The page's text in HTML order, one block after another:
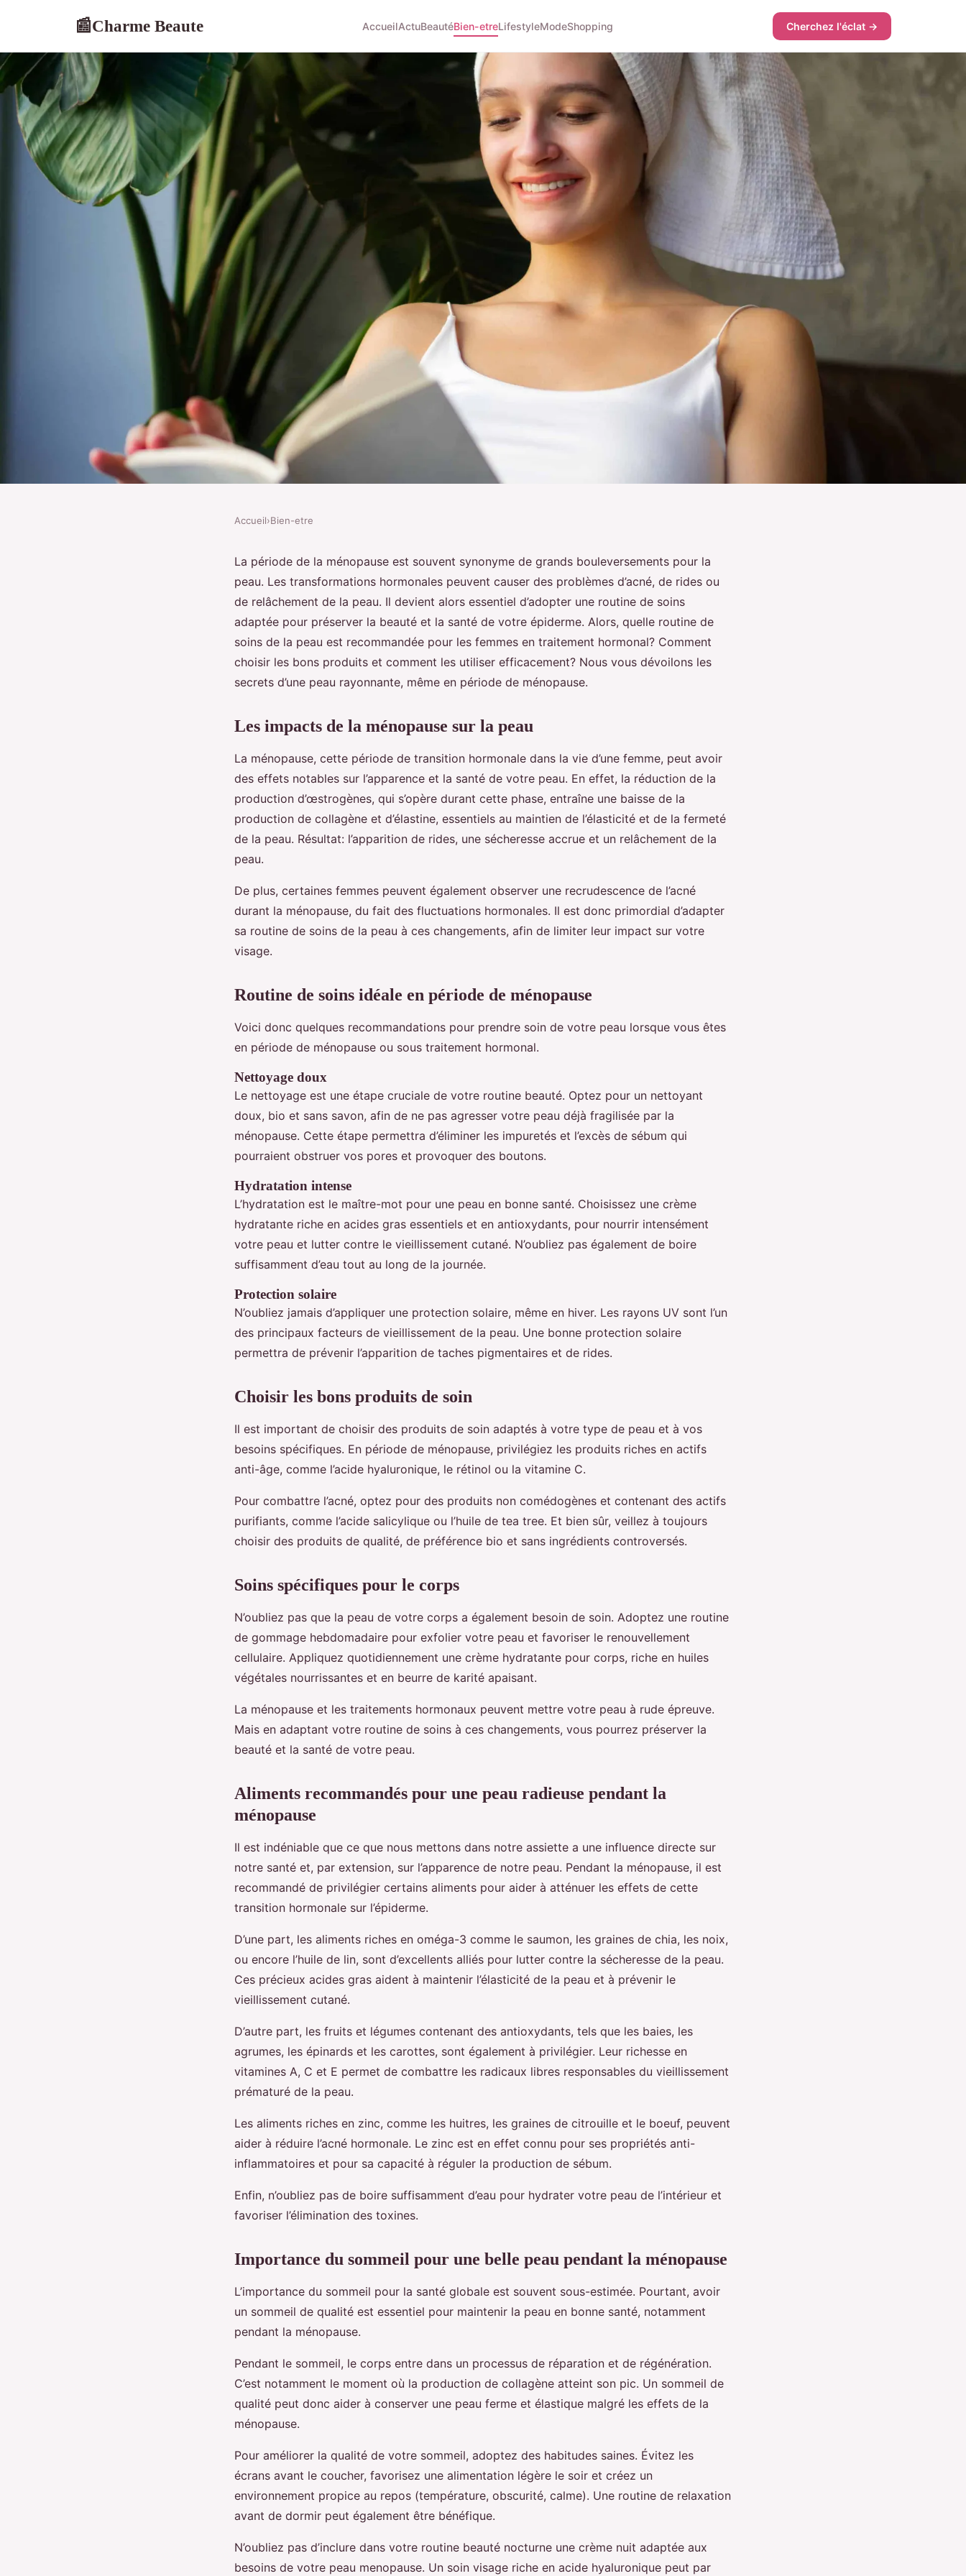
📰Charme Beaute AccueilActuBeautéBien-etreLifestyleModeShopping Cherchez l'éclat →
Quelle routine de soins de la peau est
recommandée pour les femmes en
traitement hormonal?
Accueil›Bien-etre
La période de la ménopause est souvent synonyme de grands bouleversements pour la
peau. Les transformations hormonales peuvent causer des problèmes d’acné, de rides ou
de relâchement de la peau. Il devient alors essentiel d’adopter une routine de soins
adaptée pour préserver la beauté et la santé de votre épiderme. Alors, quelle routine de
soins de la peau est recommandée pour les femmes en traitement hormonal? Comment
choisir les bons produits et comment les utiliser efficacement? Nous vous dévoilons les
secrets d’une peau rayonnante, même en période de ménopause.
Les impacts de la ménopause sur la peau
La ménopause, cette période de transition hormonale dans la vie d’une femme, peut avoir
des effets notables sur l’apparence et la santé de votre peau. En effet, la réduction de la
production d’œstrogènes, qui s’opère durant cette phase, entraîne une baisse de la
production de collagène et d’élastine, essentiels au maintien de l’élasticité et de la fermeté
de la peau. Résultat: l’apparition de rides, une sécheresse accrue et un relâchement de la
peau.
De plus, certaines femmes peuvent également observer une recrudescence de l’acné
durant la ménopause, du fait des fluctuations hormonales. Il est donc primordial d’adapter
sa routine de soins de la peau à ces changements, afin de limiter leur impact sur votre
visage.
Routine de soins idéale en période de ménopause
Voici donc quelques recommandations pour prendre soin de votre peau lorsque vous êtes
en période de ménopause ou sous traitement hormonal.
Nettoyage doux
Le nettoyage est une étape cruciale de votre routine beauté. Optez pour un nettoyant
doux, bio et sans savon, afin de ne pas agresser votre peau déjà fragilisée par la
ménopause. Cette étape permettra d’éliminer les impuretés et l’excès de sébum qui
pourraient obstruer vos pores et provoquer des boutons.
Hydratation intense
L’hydratation est le maître-mot pour une peau en bonne santé. Choisissez une crème
hydratante riche en acides gras essentiels et en antioxydants, pour nourrir intensément
votre peau et lutter contre le vieillissement cutané. N’oubliez pas également de boire
suffisamment d’eau tout au long de la journée.
Protection solaire
N’oubliez jamais d’appliquer une protection solaire, même en hiver. Les rayons UV sont l’un
des principaux facteurs de vieillissement de la peau. Une bonne protection solaire
permettra de prévenir l’apparition de taches pigmentaires et de rides.
Choisir les bons produits de soin
Il est important de choisir des produits de soin adaptés à votre type de peau et à vos
besoins spécifiques. En période de ménopause, privilégiez les produits riches en actifs
anti-âge, comme l’acide hyaluronique, le rétinol ou la vitamine C.
Pour combattre l’acné, optez pour des produits non comédogènes et contenant des actifs
purifiants, comme l’acide salicylique ou l’huile de tea tree. Et bien sûr, veillez à toujours
choisir des produits de qualité, de préférence bio et sans ingrédients controversés.
Soins spécifiques pour le corps
N’oubliez pas que la peau de votre corps a également besoin de soin. Adoptez une routine
de gommage hebdomadaire pour exfolier votre peau et favoriser le renouvellement
cellulaire. Appliquez quotidiennement une crème hydratante pour corps, riche en huiles
végétales nourrissantes et en beurre de karité apaisant.
La ménopause et les traitements hormonaux peuvent mettre votre peau à rude épreuve.
Mais en adaptant votre routine de soins à ces changements, vous pourrez préserver la
beauté et la santé de votre peau.
Aliments recommandés pour une peau radieuse pendant la
ménopause
Il est indéniable que ce que nous mettons dans notre assiette a une influence directe sur
notre santé et, par extension, sur l’apparence de notre peau. Pendant la ménopause, il est
recommandé de privilégier certains aliments pour aider à atténuer les effets de cette
transition hormonale sur l’épiderme.
D’une part, les aliments riches en oméga-3 comme le saumon, les graines de chia, les noix,
ou encore l’huile de lin, sont d’excellents alliés pour lutter contre la sécheresse de la peau.
Ces précieux acides gras aident à maintenir l’élasticité de la peau et à prévenir le
vieillissement cutané.
D’autre part, les fruits et légumes contenant des antioxydants, tels que les baies, les
agrumes, les épinards et les carottes, sont également à privilégier. Leur richesse en
vitamines A, C et E permet de combattre les radicaux libres responsables du vieillissement
prématuré de la peau.
Les aliments riches en zinc, comme les huitres, les graines de citrouille et le boeuf, peuvent
aider à réduire l’acné hormonale. Le zinc est en effet connu pour ses propriétés anti-
inflammatoires et pour sa capacité à réguler la production de sébum.
Enfin, n’oubliez pas de boire suffisamment d’eau pour hydrater votre peau de l’intérieur et
favoriser l’élimination des toxines.
Importance du sommeil pour une belle peau pendant la ménopause
L’importance du sommeil pour la santé globale est souvent sous-estimée. Pourtant, avoir
un sommeil de qualité est essentiel pour maintenir la peau en bonne santé, notamment
pendant la ménopause.
Pendant le sommeil, le corps entre dans un processus de réparation et de régénération.
C’est notamment le moment où la production de collagène atteint son pic. Un sommeil de
qualité peut donc aider à conserver une peau ferme et élastique malgré les effets de la
ménopause.
Pour améliorer la qualité de votre sommeil, adoptez des habitudes saines. Évitez les
écrans avant le coucher, favorisez une alimentation légère le soir et créez un
environnement propice au repos (température, obscurité, calme). Une routine de relaxation
avant de dormir peut également être bénéfique.
N’oubliez pas d’inclure dans votre routine beauté nocturne une crème nuit adaptée aux
besoins de votre peau menopause. Un soin visage riche en acide hyaluronique peut par